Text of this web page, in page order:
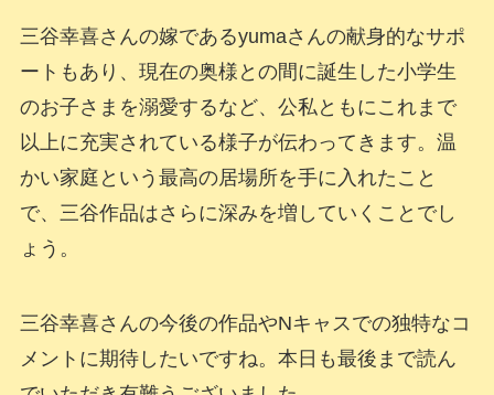
三谷幸喜さんの嫁であるyumaさんの献身的なサポ
ートもあり、現在の奥様との間に誕生した小学生
のお子さまを溺愛するなど、公私ともにこれまで
以上に充実されている様子が伝わってきます。温
かい家庭という最高の居場所を手に入れたこと
で、三谷作品はさらに深みを増していくことでし
ょう。
三谷幸喜さんの今後の作品やNキャスでの独特なコ
メントに期待したいですね。本日も最後まで読ん